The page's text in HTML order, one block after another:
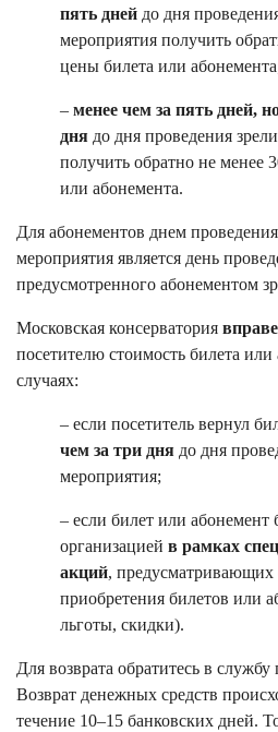
пять дней до дня
мероприятия получить
цены билета или
– менее чем за пять дней,
дня до дня проведения
получить обратно не менее
или абонемента.
Для абонементов днем
мероприятия является день
предусмотренного абонементом
Московская консерватория
посетителю стоимость билета
случаях:
– если посетитель вернул
чем за три дня до дня
мероприятия;
– если билет или абонемент
организацией в рамках
акций, предусматривающих
приобретения билетов или
льготы, скидки).
Для возврата обратитесь в
Возврат денежных средств
течение 10–15 банковских дней.